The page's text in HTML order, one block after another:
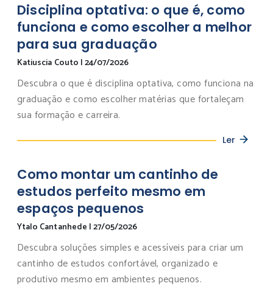
Disciplina optativa: o que é, como
funciona e como escolher a melhor
para sua graduação
Katiuscia Couto |24/07/2026
Descubra o que é disciplina optativa, como funciona na
graduação e como escolher matérias que fortaleçam
sua formação e carreira.
Ler
Como montar um cantinho de
estudos perfeito mesmo em
espaços pequenos
Ytalo Cantanhede |27/05/2026
Descubra soluções simples e acessíveis para criar um
cantinho de estudos confortável, organizado e
produtivo mesmo em ambientes pequenos.